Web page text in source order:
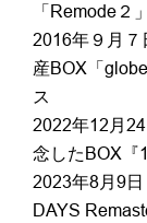
「Remode２
2016年９月
産BOX「
ス
2022年12月
念したBOX『
2023年8月9
DAYS